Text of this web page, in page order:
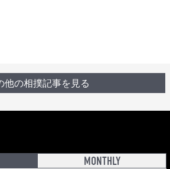
他の相撲記事を見る
MONTHLY